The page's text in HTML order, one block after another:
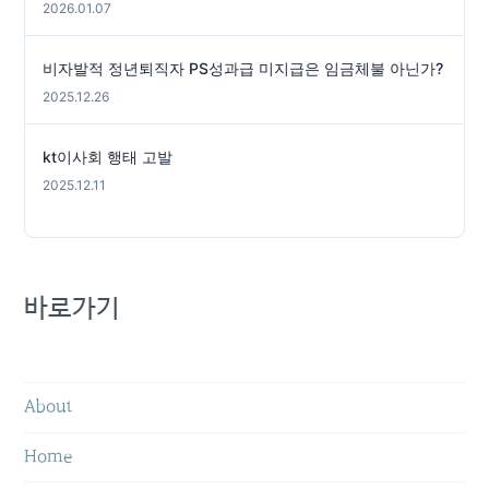
2026.01.07
비자발적 정년퇴직자 PS성과급 미지급은 임금체불 아닌가?
2025.12.26
kt이사회 행태 고발
2025.12.11
바로가기
About
Home